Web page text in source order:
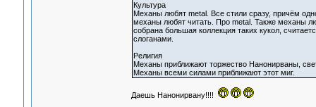
Культура
Механы любят metal. Все стили сразу, причём
механы любят читать. Про metal. Также механы
собрана большая коллекция таких кукол,
слоганами.
Религия
Механы приближают торжество Нанонирваны,
Механы всеми силами приближают этот миг.
Даешь Нанонирвану!!!!